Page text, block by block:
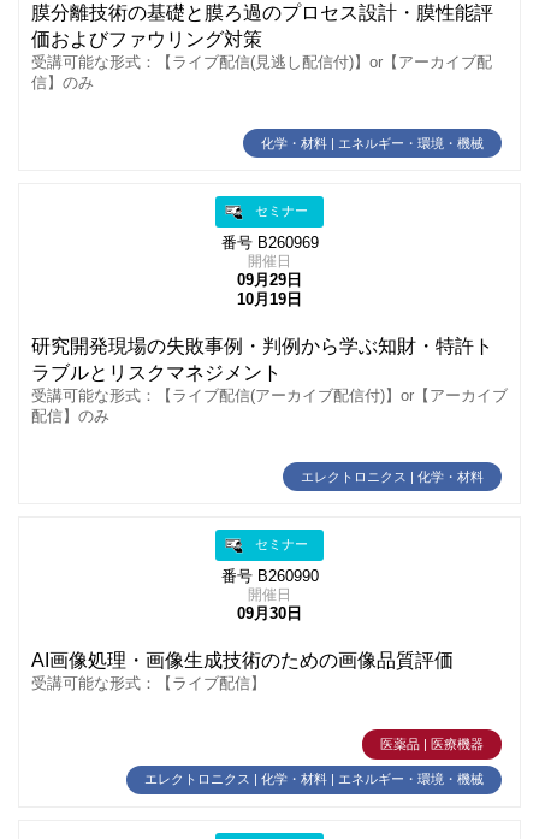
膜分離技術の基礎と膜ろ過のプロセス設計・膜性能評
価およびファウリング対策
受講可能な形式：【ライブ配信(見逃し配信付)】or【アーカイブ配
信】のみ
化学・材料 | エネルギー・環境・機械
セミナー
番号 B260969
開催日
09月29日
10月19日
研究開発現場の失敗事例・判例から学ぶ知財・特許ト
ラブルとリスクマネジメント
受講可能な形式：【ライブ配信(アーカイブ配信付)】or【アーカイブ
配信】のみ
エレクトロニクス | 化学・材料
セミナー
番号 B260990
開催日
09月30日
AI画像処理・画像生成技術のための画像品質評価
受講可能な形式：【ライブ配信】
医薬品 | 医療機器
エレクトロニクス | 化学・材料 | エネルギー・環境・機械